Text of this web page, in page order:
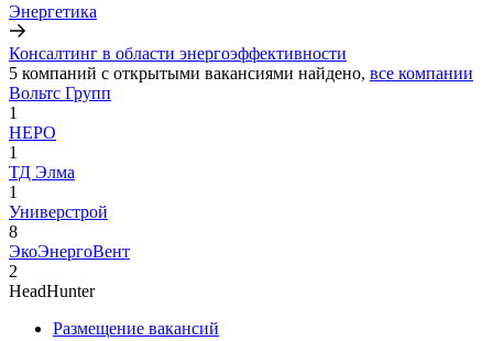
Энергетика
Консалтинг в области энергоэффективности
5 компаний с открытыми вакансиями найдено, все компании
Вольтс Групп
1
НЕРО
1
ТД Элма
1
Универстрой
8
ЭкоЭнергоВент
2
HeadHunter
Размещение вакансий